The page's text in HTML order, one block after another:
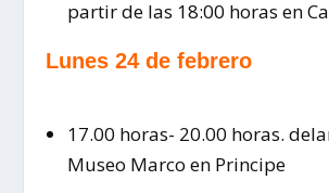
partir de las 18:00 horas en
Lunes 24 de febrero
17.00 horas- 20.00 horas.
Museo Marco en Principe